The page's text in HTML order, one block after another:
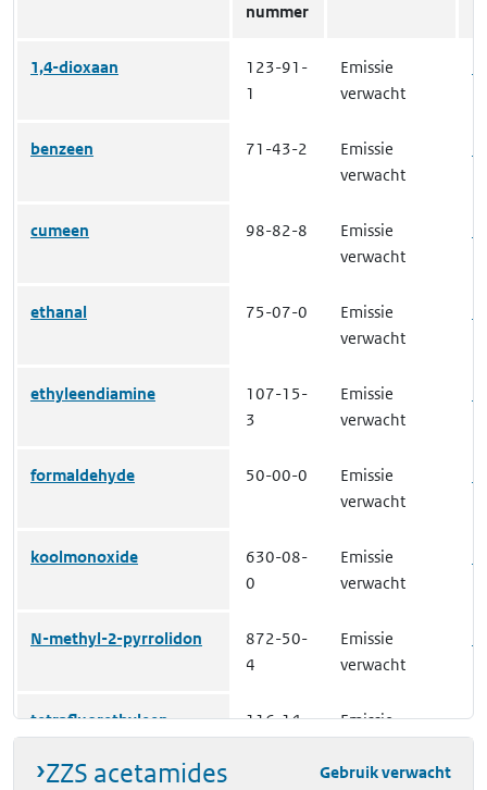
nummer
1,4-dioxaan
123-91-
1
Emissie
verwacht
benzeen 71-43-2
Emissie
verwacht
cumeen 98-82-8
Emissie
verwacht
ethanal 75-07-0
Emissie
verwacht
ethyleendiamine
107-15-
3
Emissie
verwacht
formaldehyde 50-00-0
Emissie
verwacht
koolmonoxide
630-08-
0
Emissie
verwacht
N-methyl-2-pyrrolidon
872-50-
4
Emissie
verwacht
tetrafluorethyleen
116-14-
Emissie
ZZS acetamides Gebruik verwacht